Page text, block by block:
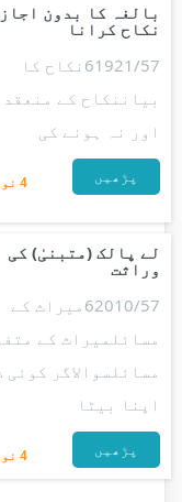
بالغہ کا بدون
نکاح کرانا
4
61921/57نکاح کا
بیاننکاح کے
اور نہ ہونے کی
پڑھیں
لے پالک (متبنیٰ) کی
وراثت
4
62010/57میراث کے
مسائلمیراث کے
مسائلسوالاگر کوئی
اپنا بیٹا
پڑھیں